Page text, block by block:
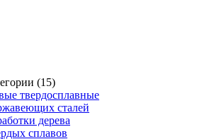
(15)
твердосплавные
сталей
дерева
сплавов